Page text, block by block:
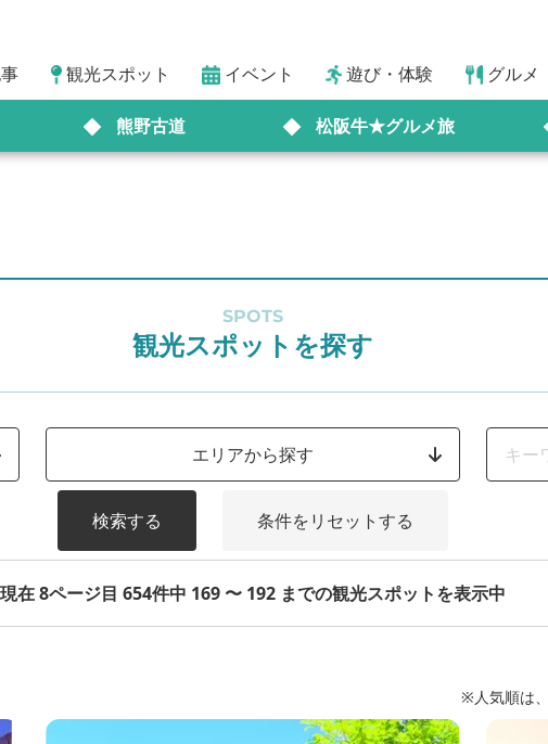
観光スポット イベント 遊び・体験 グルメ
熊野古道 松阪牛★グルメ旅
SPOTS
観光スポットを探す
エリアから探す
検索する 条件をリセットする
現在 8ページ目 654件中 169 〜 192 までの観光スポットを表示中
※人気順は